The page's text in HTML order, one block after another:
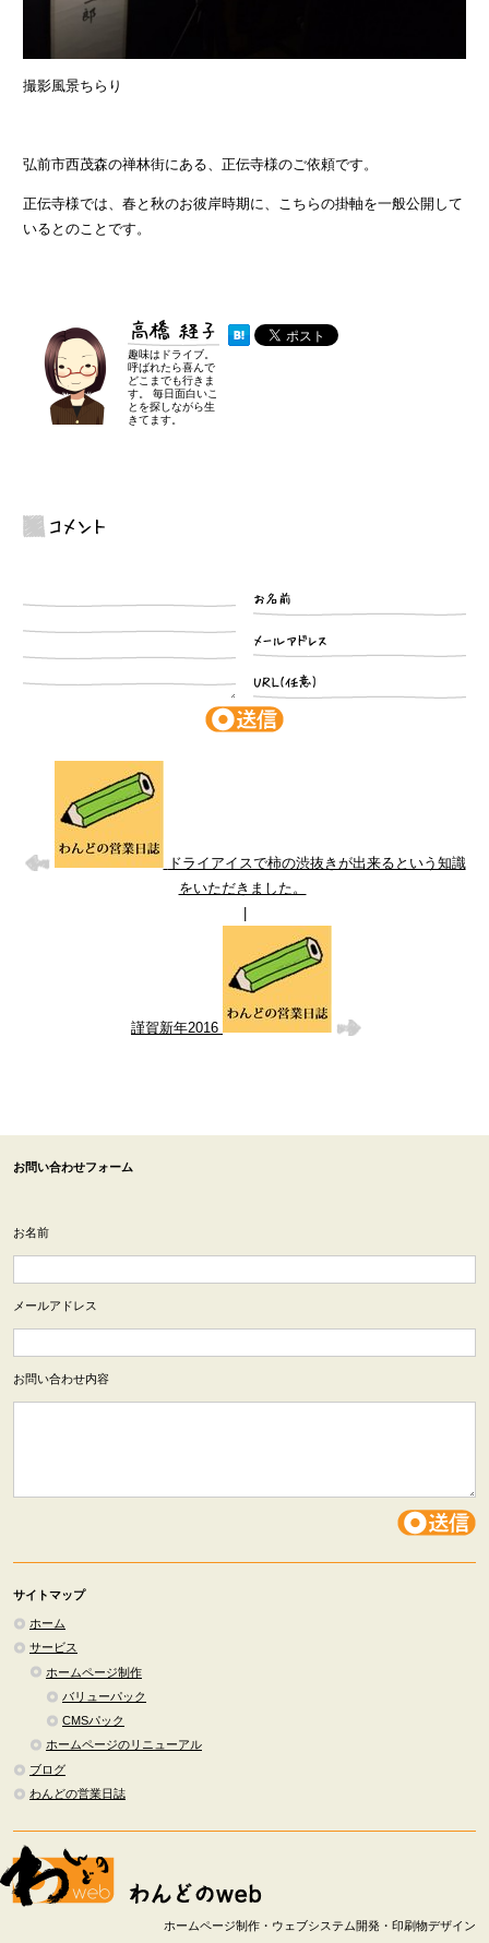
撮影風景ちらり
弘前市西茂森の禅林街にある、正伝寺様のご依頼です。
正伝寺様では、春と秋のお彼岸時期に、こちらの掛軸を一般公開して
いるとのことです。
高橋 経子
趣味はドライブ。
呼ばれたら喜んで
どこまでも行きま
す。 毎日面白いこ
とを探しながら生
きてます。
ドライアイスで柿の渋抜きが出来るという知識
をいただきました。
謹賀新年2016
お問い合わせフォーム
お名前
メールアドレス
お問い合わせ内容
サイトマップ
ホーム
サービス
ホームページ制作
バリューパック
CMSパック
ホームページのリニューアル
ブログ
わんどの営業日誌
ホームページ制作・ウェブシステム開発・印刷物デザイン